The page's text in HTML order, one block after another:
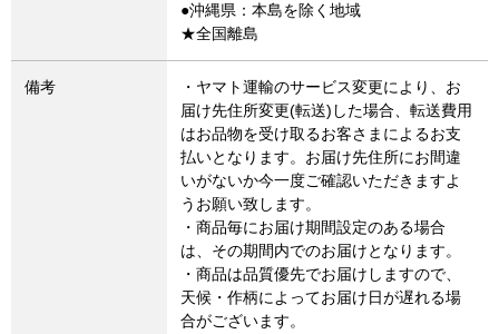
●沖縄県：本島を除く地域
★全国離島
備考
・ヤマト運輸のサービス変更により、お
届け先住所変更(転送)した場合、転送費用
はお品物を受け取るお客さまによるお支
払いとなります。お届け先住所にお間違
いがないか今一度ご確認いただきますよ
うお願い致します。
・商品毎にお届け期間設定のある場合
は、その期間内でのお届けとなります。
・商品は品質優先でお届けしますので、
天候・作柄によってお届け日が遅れる場
合がございます。